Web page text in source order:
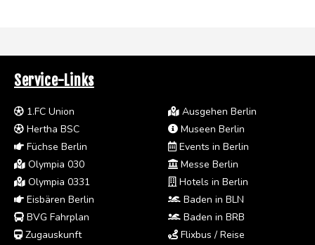
Service-Links
1.FC Union
Hertha BSC
Füchse Berlin
Olympia 030
Olympia 0331
Eisbären Berlin
BVG Fahrplan
Zugauskunft
Ausgehen Berlin
Museen Berlin
Events in Berlin
Messe Berlin
Hotels in Berlin
Baden in BLN
Baden in BRB
Flixbus / Reise